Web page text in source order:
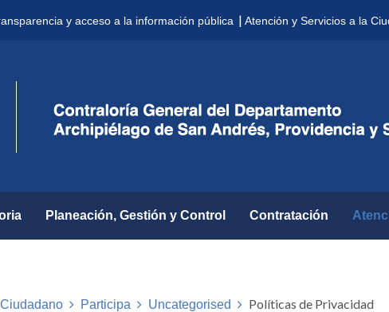
y acceso a la información pública | Atención y Servicios a la
Planeación, Gestión y Control Contratación
Participa Uncategorised Políticas de Privacidad